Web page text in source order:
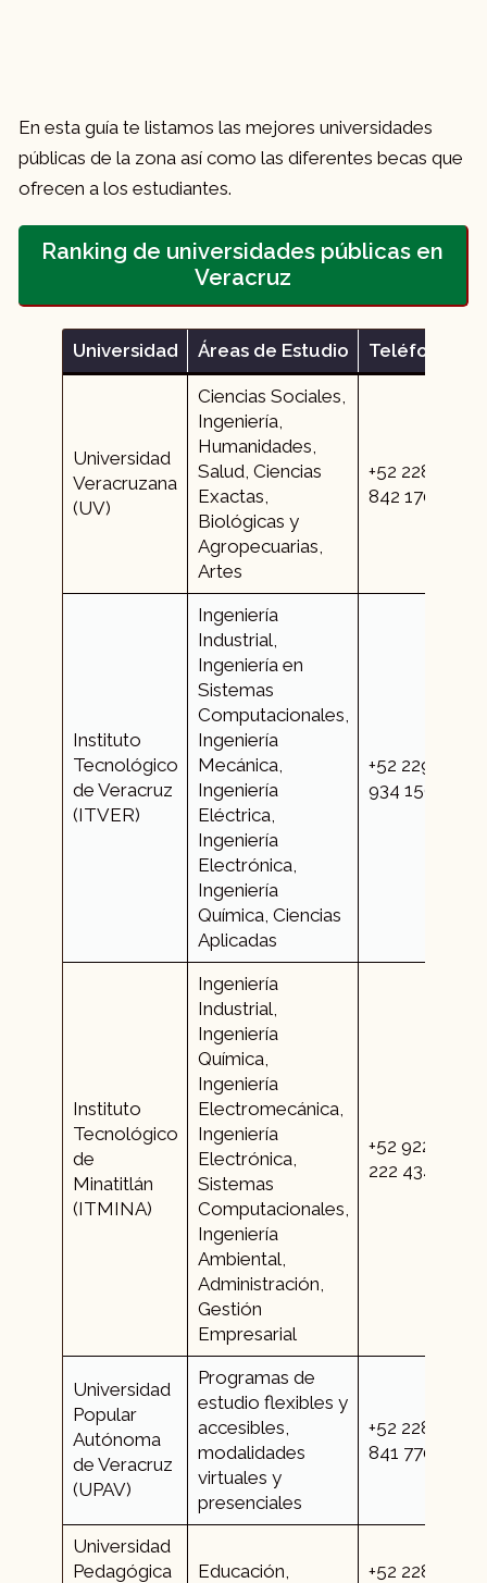
En esta guía te listamos las mejores universidades
públicas de la zona así como las diferentes becas que
ofrecen a los estudiantes.
Ranking de universidades públicas en
Veracruz
Universidad Áreas de Estudio Teléfono
Universidad
Veracruzana
(UV)
Ciencias Sociales,
Ingeniería,
Humanidades,
Salud, Ciencias
Exactas,
Biológicas y
Agropecuarias,
Artes
+52 228
842 1700
Instituto
Tecnológico
de Veracruz
(ITVER)
Ingeniería
Industrial,
Ingeniería en
Sistemas
Computacionales,
Ingeniería
Mecánica,
Ingeniería
Eléctrica,
Ingeniería
Electrónica,
Ingeniería
Química, Ciencias
Aplicadas
+52 229
934 1500
Instituto
Tecnológico
de
Minatitlán
(ITMINA)
Ingeniería
Industrial,
Ingeniería
Química,
Ingeniería
Electromecánica,
Ingeniería
Electrónica,
Sistemas
Computacionales,
Ingeniería
Ambiental,
Administración,
Gestión
Empresarial
+52 922
222 4345
Universidad
Popular
Autónoma
de Veracruz
(UPAV)
Programas de
estudio flexibles y
accesibles,
modalidades
virtuales y
presenciales
+52 228
841 7700
Universidad
Pedagógica
Educación,
+52 228